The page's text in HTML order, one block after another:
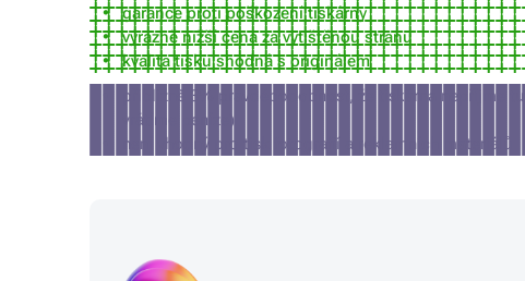
garance proti poškození tiskárny
výrazně nižší cena za vytištěnou stranu
kvalita tisku shodná s originálem
přibližně 3% pravděpodobnost, že tiskárna nepříjme
vrátíme peníze)
není vhodný pro tisk fotografií a reklamních materiálů